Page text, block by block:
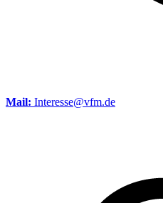
Mail: Interesse@vfm.de